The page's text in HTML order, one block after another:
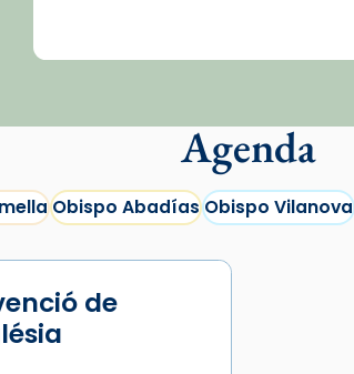
Agenda
Obispo AbadíasObispo Vilanova
de